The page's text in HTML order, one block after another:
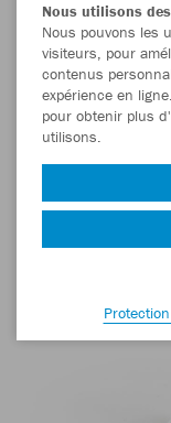
Nous utilisons
Nous pouvons les
visiteurs, pour
contenus
expérience en
pour obtenir plus
utilisons.